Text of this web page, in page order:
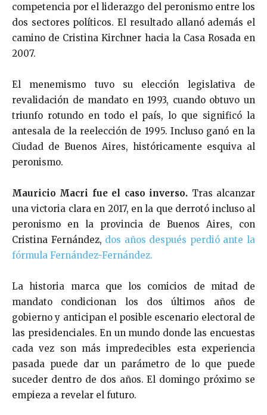
competencia por el liderazgo del peronismo entre los
dos sectores políticos. El resultado allanó además el
camino de Cristina Kirchner hacia la Casa Rosada en
2007.
El menemismo tuvo su elección legislativa de
revalidación de mandato en 1993, cuando obtuvo un
triunfo rotundo en todo el país, lo que significó la
antesala de la reelección de 1995. Incluso ganó en la
Ciudad de Buenos Aires, históricamente esquiva al
peronismo.
Mauricio Macri fue el caso inverso. Tras alcanzar
una victoria clara en 2017, en la que derrotó incluso al
peronismo en la provincia de Buenos Aires, con
Cristina Fernández, dos años después perdió ante la
fórmula Fernández-Fernández.
La historia marca que los comicios de mitad de
mandato condicionan los dos últimos años de
gobierno y anticipan el posible escenario electoral de
las presidenciales. En un mundo donde las encuestas
cada vez son más impredecibles esta experiencia
pasada puede dar un parámetro de lo que puede
suceder dentro de dos años. El domingo próximo se
empieza a revelar el futuro.